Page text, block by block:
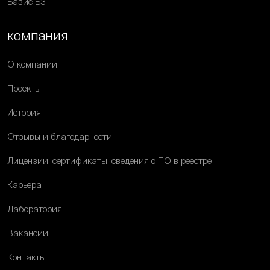
компания
О компании
Проекты
История
Отзывы и благодарности
Лицензии, сертификаты, сведения о ПО в реестре
Карьера
Лаборатория
Вакансии
Контакты